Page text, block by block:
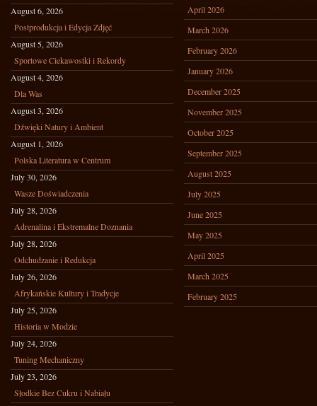
August 6, 2026
Postprodukcja i Edycja Zdjęć
August 5, 2026
Sportowe Ciekawostki i Rekordy
August 4, 2026
Dla Was
August 3, 2026
Dźwięki Natury i Ambient
August 1, 2026
Polska Literatura w Centrum
July 30, 2026
Wasze Doświadczenia
July 28, 2026
Adrenalina i Ekstremalne Doznania
July 28, 2026
Odchudzanie i Redukcja
July 26, 2026
Afrykańskie Kultury i Tradycje
July 25, 2026
Historia w Modzie
July 24, 2026
Tuning Mechaniczny
July 23, 2026
Słodkie Bez Cukru i Nabiału
April 2026
March 2026
February 2026
January 2026
December 2025
November 2025
October 2025
September 2025
August 2025
July 2025
June 2025
May 2025
April 2025
March 2025
February 2025